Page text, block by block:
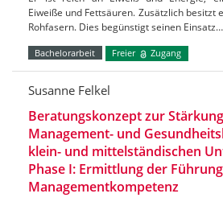
Eiweiße und Fettsäuren. Zusätzlich besitzt
Rohfasern. Dies begünstigt seinen Einsatz…
Bachelorarbeit Freier Zugang
Susanne Felkel
Beratungskonzept zur
Management- und
klein- und mittelständischen
Phase I: Ermittlung der
Managementkompetenz